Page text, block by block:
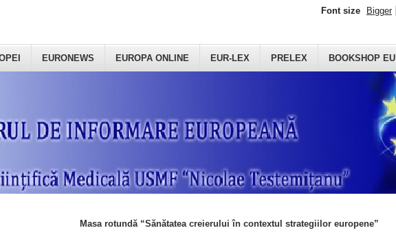
EURONEWS EUROPA ONLINE EUR-LEX PRELEX BOOKSHOP EU
Font size Bigger
Masa rotundă “Sănătatea creierului în contextul strategiilor europene”